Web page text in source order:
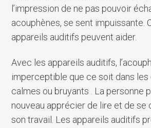
l’impression de ne pas pouvoir
acouphènes, se sent impuissante.
appareils auditifs peuvent aider.
Avec les appareils auditifs,
imperceptible que ce soit dans
calmes ou bruyants . La personne
nouveau apprécier de lire et de se
son travail. Les appareils auditifs